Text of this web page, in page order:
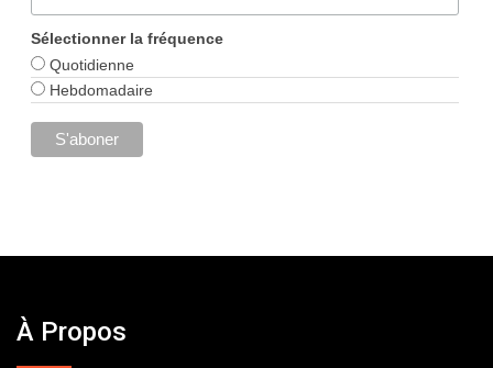
Sélectionner la fréquence
Quotidienne
Hebdomadaire
À Propos